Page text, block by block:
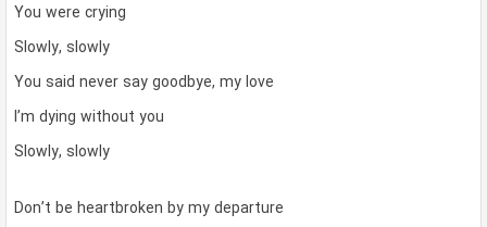
You were crying
Slowly, slowly
You said never say goodbye, my love
I’m dying without you
Slowly, slowly
Don’t be heartbroken by my departure